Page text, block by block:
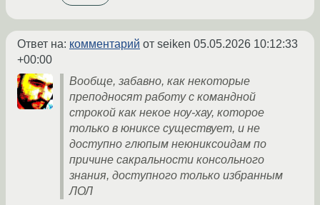
Ответ на: комментарий от seiken 05.05.2026 10:12:33
+00:00
Вообще, забавно, как некоторые
преподносят работу с командной
строкой как некое ноу-хау, которое
только в юниксе существует, и не
доступно глюпым неюниксоидам по
причине сакральности консольного
знания, доступного только избранным
ЛОЛ